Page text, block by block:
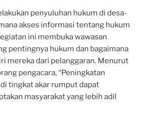
penyuluhan hukum di desa-
akses informasi tentang hukum
ini membuka wawasan
pentingnya hukum dan bagaimana
mereka dari pelanggaran. Menurut
pengacara, “Peningkatan
tingkat akar rumput dapat
masyarakat yang lebih adil